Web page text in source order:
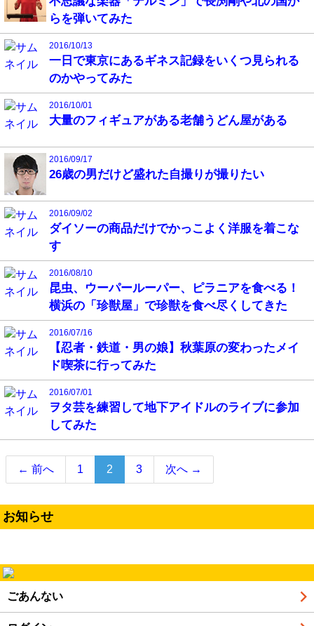
らを弾いてみた
2016/10/13
一日で東京にあるギネス記録をいくつ見られる
のかやってみた
2016/10/01
大量のフィギュアがある老舗うどん屋がある
2016/09/17
26歳の男だけど盛れた自撮りが撮りたい
2016/09/02
ダイソーの商品だけでかっこよく洋服を着こな
す
2016/08/10
昆虫、ウーパールーパー、ピラニアを食べる！
横浜の「珍獣屋」で珍獣を食べ尽くしてきた
2016/07/16
【忍者・鉄道・男の娘】秋葉原の変わったメイ
ド喫茶に行ってみた
2016/07/01
ヲタ芸を練習して地下アイドルのライブに参加
してみた
← 前へ 1 2
の
ジ）
3 次へ →
お知らせ
ごあんない